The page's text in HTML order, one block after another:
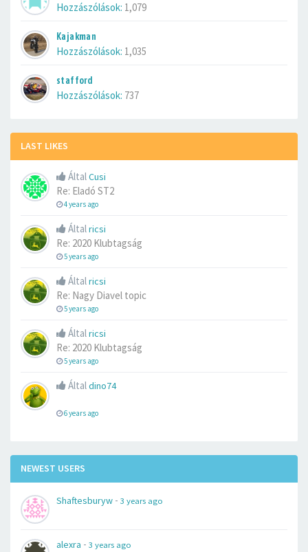
Hozzászólások: 1,079
Kajakman
Hozzászólások: 1,035
stafford
Hozzászólások: 737
LAST LIKES
ÁltalCusi
Re: Eladó ST2
4 years ago
Általricsi
Re: 2020 Klubtagság
5 years ago
Általricsi
Re: Nagy Diavel topic
5 years ago
Általricsi
Re: 2020 Klubtagság
5 years ago
Általdino74
6 years ago
NEWEST USERS
Shaftesburyw - 3 years ago
alexra - 3 years ago